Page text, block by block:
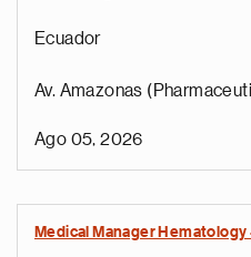
Ecuador
Av. Amazonas
Ago 05, 2026
Medical Manager Hematology